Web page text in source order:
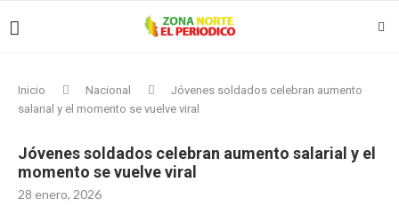
Inicio Nacional
Jóvenes soldados celebran aumento
salarial y el momento se vuelve viral
Jóvenes soldados celebran aumento salarial y el
momento se vuelve viral
28 enero, 2026